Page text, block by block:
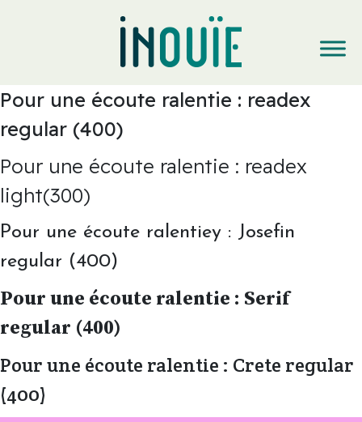
Pour une écoute ralentie : readex
regular (400)
Pour une écoute ralentie : readex
light(300)
Pour une écoute ralentiey : Josefin
regular (400)
Pour une écoute ralentie : Serif
regular (400)
Pour une écoute ralentie : Crete regular
(400)